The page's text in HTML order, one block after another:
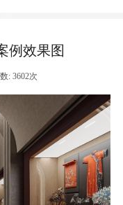
例效果图
: 3602次